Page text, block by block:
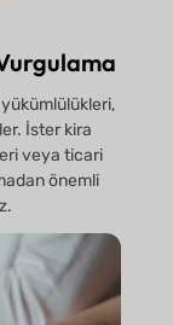
İster kira
veya ticari
önemli